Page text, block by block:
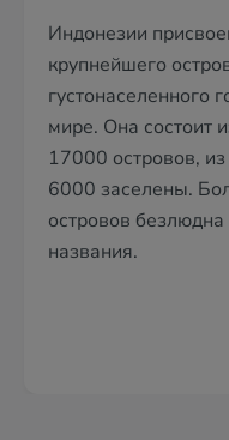
Индонезии
крупнейшего
густонаселенного
мире. Она состоит
17000 островов,
6000 заселены.
островов
названия.